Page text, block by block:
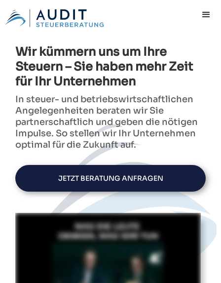
Wir kümmern uns um Ihre
Steuern – Sie haben mehr Zeit
für Ihr Unternehmen
In steuer- und betriebswirtschaftlichen
Angelegenheiten beraten wir Sie
partnerschaftlich und geben die nötigen
Impulse. So stellen wir Ihr Unternehmen
optimal für die Zukunft auf.
JETZT BERATUNG ANFRAGEN